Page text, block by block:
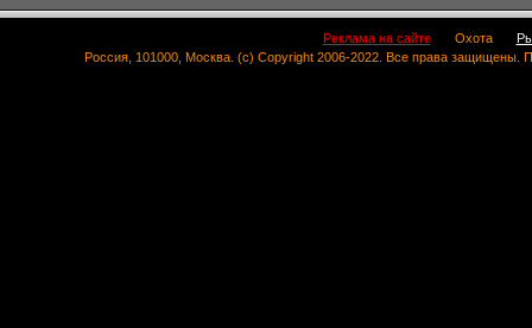
Реклама на сайте Охота
Россия, 101000, Москва. (c) Copyright 2006-2022. Все права защищены.